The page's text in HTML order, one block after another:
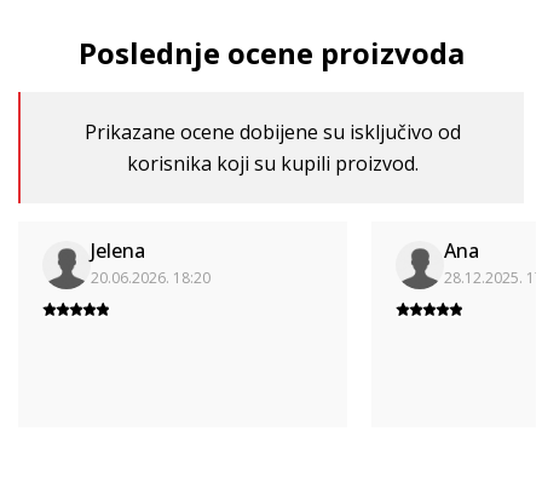
Poslednje ocene proizvoda
Prikazane ocene dobijene su isključivo od
korisnika koji su kupili proizvod.
Jelena
20.06.2026. 18:20
Ana
28.12.2025.